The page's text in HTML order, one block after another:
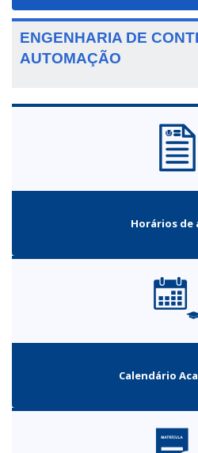
ENGENHARIA DE
AUTOMAÇÃO
Horários de
Calendário